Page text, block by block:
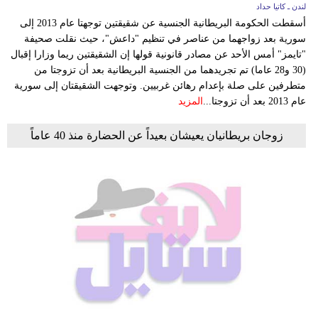
لندن ـ كاتيا حداد
أسقطت الحكومة البريطانية الجنسية عن شقيقتين توجهتا عام 2013 إلى
سورية بعد زواجهما من عناصر في تنظيم "داعش"، حيث نقلت صحيفة
"تايمز" أمس الأحد عن مصادر قانونية قولها إن الشقيقتين ريما وزارا إقبال
(30 و28 عاما) تم تجريدهما من الجنسية البريطانية بعد أن تزوجتا من
متطرفين على صلة بإعدام رهائن غربيين. وتوجهت الشقيقتان إلى سورية
عام 2013 بعد أن تزوجتا...
المزيد
زوجان بريطانيان يعيشان بعيداً عن الحضارة منذ 40 عاماً